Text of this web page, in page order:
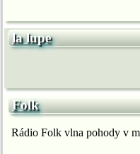
la lupe
Folk
Rádio Folk vlna pohody v